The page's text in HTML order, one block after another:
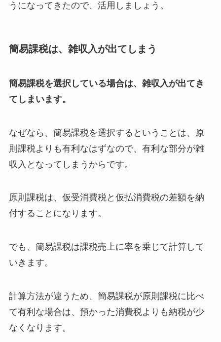
うになってきたので、活用しましょう。
簡易課税は、雑収入が出てしまう
簡易課税を選択している場合は、雑収入が出てき
てしまいます。
なぜなら、簡易課税を選択するということは、原
則課税よりも有利なはずなので、有利な部分が雑
収入となってしまうからです。
原則課税は、仮受消費税と仮払消費税の差額を納
付することになります。
でも、簡易課税は課税売上に率を乗じて計算して
いきます。
計算方法が違うため、簡易課税が原則課税に比べ
て有利な場合は、預かった消費税よりも納税が少
なくなります。